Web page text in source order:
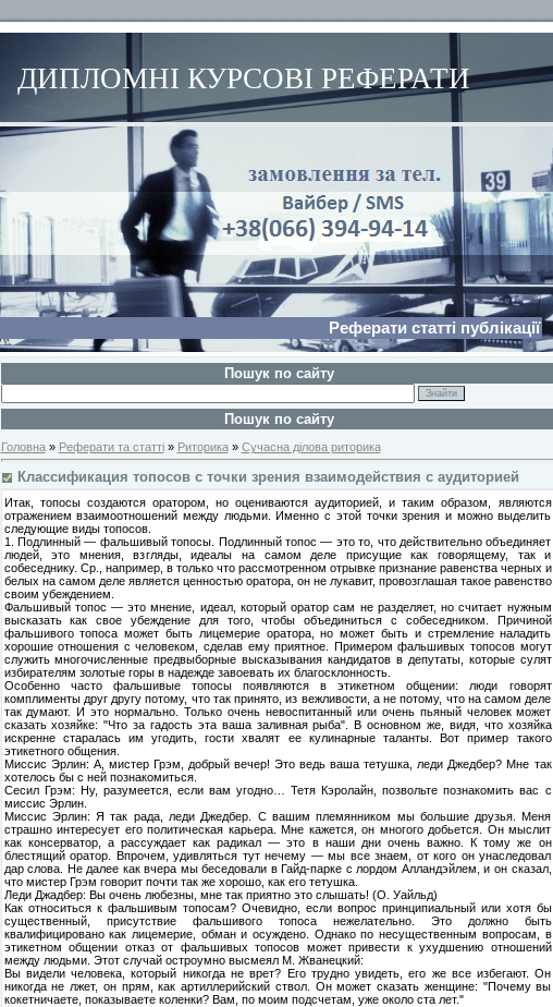
ДИПЛОМНІ КУРСОВІ РЕФЕРАТИ
Реферати статті публікації
Пошук по сайту
Пошук по сайту
Головна» Реферати та статті» Риторика» Сучасна ділова риторика
Классификация топосов с точки зрения взаимодействия с аудиторией
Итак, топосы создаются оратором, но оцениваются аудиторией, и таким образом, являются
отражением взаимоотношений между людьми. Именно с этой точки зрения и можно выделить
следующие виды топосов.
1. Подлинный — фальшивый топосы. Подлинный топос — это то, что действительно объединяет
людей, это мнения, взгляды, идеалы на самом деле присущие как говорящему, так и
собеседнику. Ср., например, в только что рассмотренном отрывке признание равенства черных и
белых на самом деле является ценностью оратора, он не лукавит, провозглашая такое равенство
своим убеждением.
Фальшивый топос — это мнение, идеал, который оратор сам не разделяет, но считает нужным
высказать как свое убеждение для того, чтобы объединиться с собеседником. Причиной
фальшивого топоса может быть лицемерие оратора, но может быть и стремление наладить
хорошие отношения с человеком, сделав ему приятное. Примером фальшивых топосов могут
служить многочисленные предвыборные высказывания кандидатов в депутаты, которые сулят
избирателям золотые горы в надежде завоевать их благосклонность.
Особенно часто фальшивые топосы появляются в этикетном общении: люди говорят
комплименты друг другу потому, что так принято, из вежливости, а не потому, что на самом деле
так думают. И это нормально. Только очень невоспитанный или очень пьяный человек может
сказать хозяйке: "Что за гадость эта ваша заливная рыба". В основном же, видя, что хозяйка
искренне старалась им угодить, гости хвалят ее кулинарные таланты. Вот пример такого
этикетного общения.
Миссис Эрлин: А, мистер Грэм, добрый вечер! Это ведь ваша тетушка, леди Джедбер? Мне так
хотелось бы с ней познакомиться.
Сесил Грэм: Ну, разумеется, если вам угодно… Тетя Кэролайн, позвольте познакомить вас с
миссис Эрлин.
Миссис Эрлин: Я так рада, леди Джедбер. С вашим племянником мы большие друзья. Меня
страшно интересует его политическая карьера. Мне кажется, он многого добьется. Он мыслит
как консерватор, а рассуждает как радикал — это в наши дни очень важно. К тому же он
блестящий оратор. Впрочем, удивляться тут нечему — мы все знаем, от кого он унаследовал
дар слова. Не далее как вчера мы беседовали в Гайд-парке с лордом Алландэйлем, и он сказал,
что мистер Грэм говорит почти так же хорошо, как его тетушка.
Леди Джадбер: Вы очень любезны, мне так приятно это слышать! (О. Уайльд)
Как относиться к фальшивым топосам? Очевидно, если вопрос принципиальный или хотя бы
существенный, присутствие фальшивого топоса нежелательно. Это должно быть
квалифицировано как лицемерие, обман и осуждено. Однако по несущественным вопросам, в
этикетном общении отказ от фальшивых топосов может привести к ухудшению отношений
между людьми. Этот случай остроумно высмеял М. Жванецкий:
Вы видели человека, который никогда не врет? Его трудно увидеть, его же все избегают. Он
никогда не лжет, он прям, как артиллерийский ствол. Он может сказать женщине: "Почему вы
кокетничаете, показываете коленки? Вам, по моим подсчетам, уже около ста лет."